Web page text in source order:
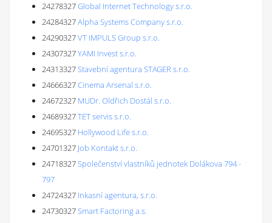
24278327Global Internet Technology s.r.o.
24284327Alpha Systems Company s.r.o.
24290327VT IMPULS Group s.r.o.
24307327YAMI Invest s.r.o.
24313327Stavební agentura STAGER s.r.o.
24666327Cinema Arsenal s.r.o.
24672327 MUDr. Oldřich Dostál s.r.o.
24689327TET servis s.r.o.
24695327 Hollywood Life s.r.o.
24701327 Job Kontakt s.r.o.
24718327Společenství vlastníků jednotek Dolákova 794 -
797
24724327 Inkasní agentura, s.r.o.
24730327Smart Factoring a.s.